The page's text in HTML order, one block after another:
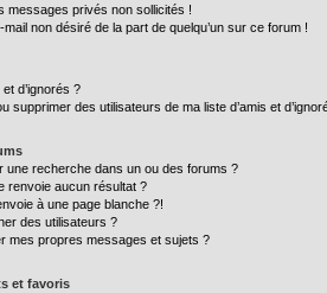
messages privés non sollicités !
non désiré de la part de quelqu’un sur ce forum !
d’ignorés ?
supprimer des utilisateurs de ma liste d’amis et
une recherche dans un ou des forums ?
renvoie aucun résultat ?
à une page blanche ?!
des utilisateurs ?
mes propres messages et sujets ?
et favoris